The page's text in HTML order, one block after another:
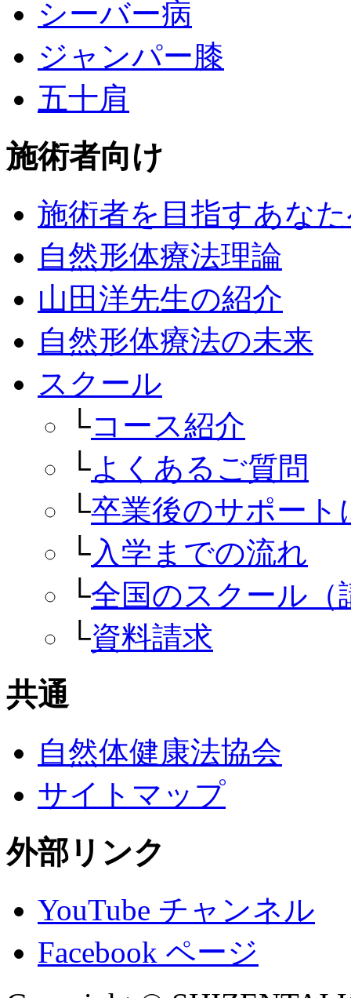
シーバー病
ジャンパー膝
五十肩
施術者向け
施術者を目指すあな
自然形体療法理論
山田洋先生の紹介
自然形体療法の未来
スクール
└コース紹介
└よくあるご質問
└卒業後のサポート
└入学までの流れ
└全国のスクール（
└資料請求
共通
自然体健康法協会
サイトマップ
外部リンク
YouTube チャンネル
Facebook ページ